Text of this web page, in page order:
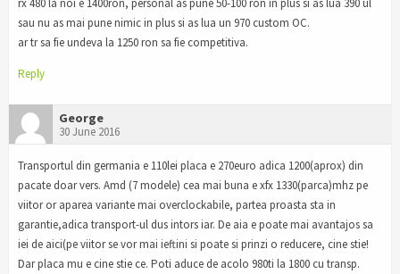
rx 480 la noi e 1400ron, personal as pune 50-100 ron in plus si as lua 390 ul
sau nu as mai pune nimic in plus si as lua un 970 custom OC.
ar tr sa fie undeva la 1250 ron sa fie competitiva.
Reply
George
30 June 2016
Transportul din germania e 110lei placa e 270euro adica 1200(aprox) din
pacate doar vers. Amd (7 modele) cea mai buna e xfx 1330(parca)mhz pe
viitor or aparea variante mai overclockabile, partea proasta sta in
garantie,adica transport-ul dus intors iar. De aia e poate mai avantajos sa
iei de aici(pe viitor se vor mai ieftini si poate si prinzi o reducere, cine stie!
Dar placa mu e cine stie ce. Poti aduce de acolo 980ti la 1800 cu transp.